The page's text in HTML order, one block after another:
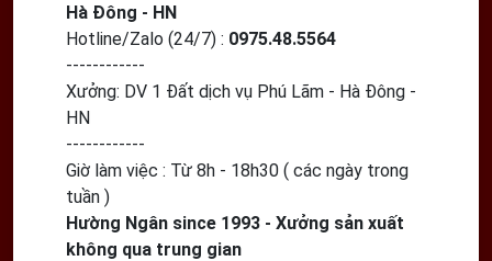
Hà Đông - HN
Hotline/Zalo (24/7) : 0975.48.5564
------------
Xưởng: DV 1 Đất dịch vụ Phú Lãm - Hà Đông -
HN
------------
Giờ làm việc : Từ 8h - 18h30 ( các ngày trong
tuần )
Hường Ngân since 1993 - Xưởng sản xuất
không qua trung gian